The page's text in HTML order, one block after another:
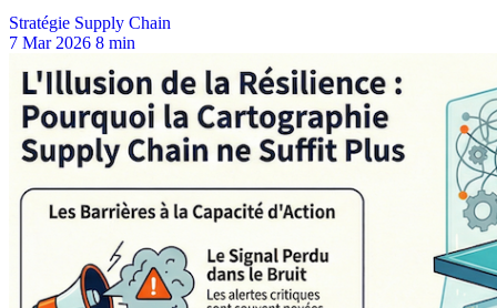
Stratégie Supply Chain
7 Mar 2026 8 min